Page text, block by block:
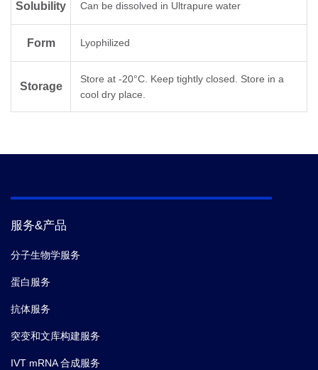
Solubility Can be dissolved in Ultrapure water
Form Lyophilized
Storage
Store at -20°C. Keep tightly closed. Store in a
cool dry place.
服务&产品
分子生物学服务
蛋白服务
抗体服务
突变和文库构建服务
IVT mRNA 合成服务